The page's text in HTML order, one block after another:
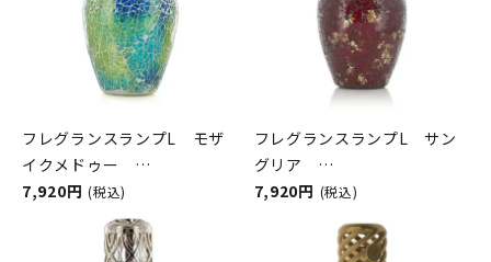
フレグランスランプL モザ
イクメドゥー
ASHLEIGH&BURWOOD（ア
シュレイアンドバーウッド）
7,920円 (税込)
フレグランスランプL サン
グリア
ASHLEIGH&BURWOOD（ア
シュレイアンドバーウッド）
7,920円 (税込)